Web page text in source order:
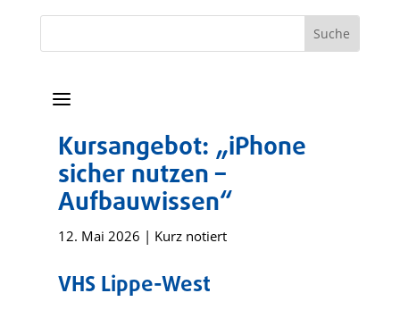
a
Kursangebot: „iPhone
sicher nutzen –
Aufbauwissen“
12. Mai 2026 | Kurz notiert
VHS Lippe-West